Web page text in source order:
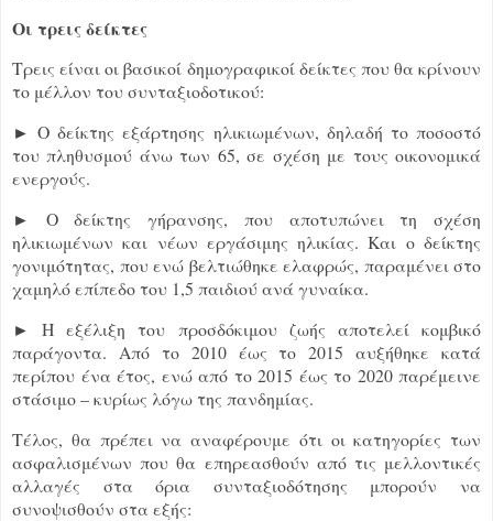
Οι τρεις δείκτες
Τρεις είναι οι βασικοί δημογραφικοί δείκτες που θα κρίνουν
το μέλλον του συνταξιοδοτικού:
► Ο δείκτης εξάρτησης ηλικιωμένων, δηλαδή το ποσοστό
του πληθυσμού άνω των 65, σε σχέση με τους οικονομικά
ενεργούς.
► Ο δείκτης γήρανσης, που αποτυπώνει τη σχέση
ηλικιωμένων και νέων εργάσιμης ηλικίας. Και ο δείκτης
γονιμότητας, που ενώ βελτιώθηκε ελαφρώς, παραμένει στο
χαμηλό επίπεδο του 1,5 παιδιού ανά γυναίκα.
► Η εξέλιξη του προσδόκιμου ζωής αποτελεί κομβικό
παράγοντα. Από το 2010 έως το 2015 αυξήθηκε κατά
περίπου ένα έτος, ενώ από το 2015 έως το 2020 παρέμεινε
στάσιμο – κυρίως λόγω της πανδημίας.
Τέλος, θα πρέπει να αναφέρουμε ότι οι κατηγορίες των
ασφαλισμένων που θα επηρεασθούν από τις μελλοντικές
αλλαγές στα όρια συνταξιοδότησης μπορούν να
συνοψισθούν στα εξής: